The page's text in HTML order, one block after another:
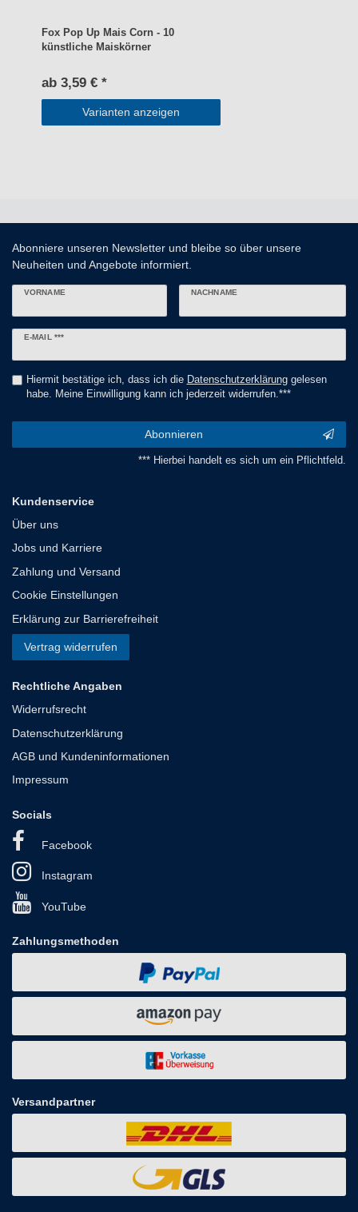
Fox Pop Up Mais Corn - 10
künstliche Maiskörner
ab 3,59 € *
Varianten anzeigen
Abonniere unseren Newsletter und bleibe so über unsere
Neuheiten und Angebote informiert.
VORNAME NACHNAME
E-MAIL ***
Newsletter
Hiermit bestätige ich, dass ich die Daten­schutz­erklärunggelesen
habe. Meine Einwilligung kann ich jederzeit widerrufen.***
Abonnieren
*** Hierbei handelt es sich um ein Pflichtfeld.
Kundenservice
Über uns
Jobs und Karriere
Zahlung und Versand
Cookie Einstellungen
Erklärung zur Barrierefreiheit
Vertrag widerrufen
Rechtliche Angaben
Widerrufsrecht
Datenschutzerklärung
AGB und Kundeninformationen
Impressum
Socials
Facebook
Instagram
YouTube
Zahlungsmethoden
Versandpartner